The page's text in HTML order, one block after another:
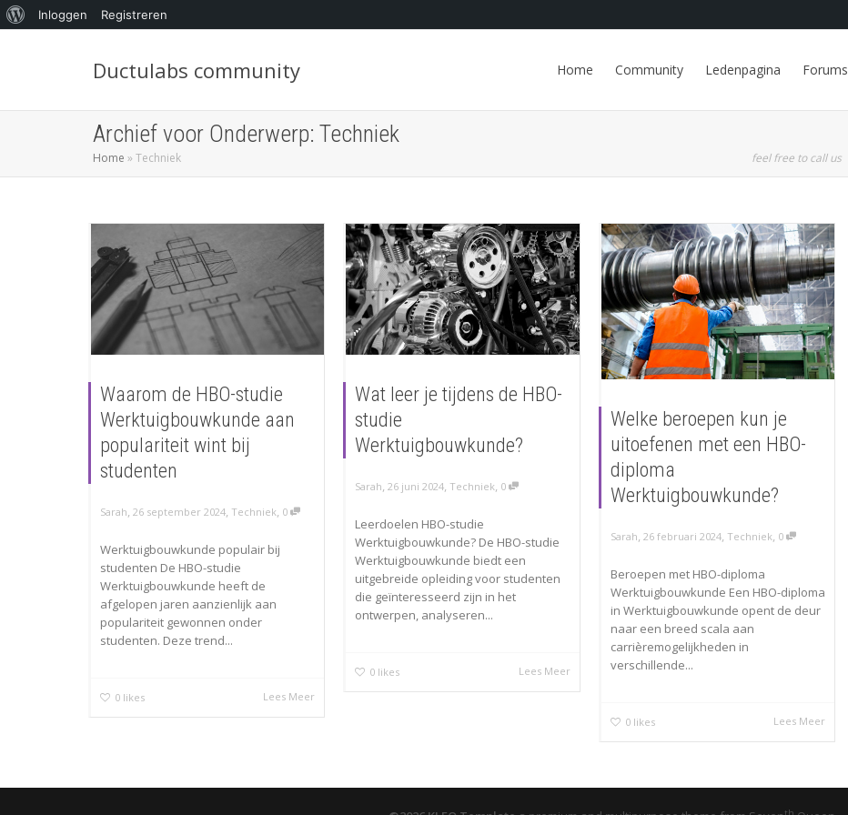
Inloggen Registreren
Ductulabs community Home Community Ledenpagina Forums
Archief voor Onderwerp: Techniek
Home » Techniek feel free to call us
Waarom de HBO-studie
Werktuigbouwkunde aan
populariteit wint bij
studenten
Sarah, 26 september 2024, Techniek, 0
Werktuigbouwkunde populair bij
studenten De HBO-studie
Werktuigbouwkunde heeft de
afgelopen jaren aanzienlijk aan
populariteit gewonnen onder
studenten. Deze trend...
0 likes Lees Meer
Wat leer je tijdens de HBO-
studie
Werktuigbouwkunde?
Sarah,26 juni 2024, Techniek, 0
Leerdoelen HBO-studie
Werktuigbouwkunde? De HBO-studie
Werktuigbouwkunde biedt een
uitgebreide opleiding voor studenten
die geïnteresseerd zijn in het
ontwerpen, analyseren...
0 likes Lees Meer
Welke beroepen kun je
uitoefenen met een HBO-
diploma
Werktuigbouwkunde?
Sarah, 26 februari 2024, Techniek, 0
Beroepen met HBO-diploma
Werktuigbouwkunde Een HBO-diploma
in Werktuigbouwkunde opent de deur
naar een breed scala aan
carrièremogelijkheden in
verschillende...
0 likes Lees Meer